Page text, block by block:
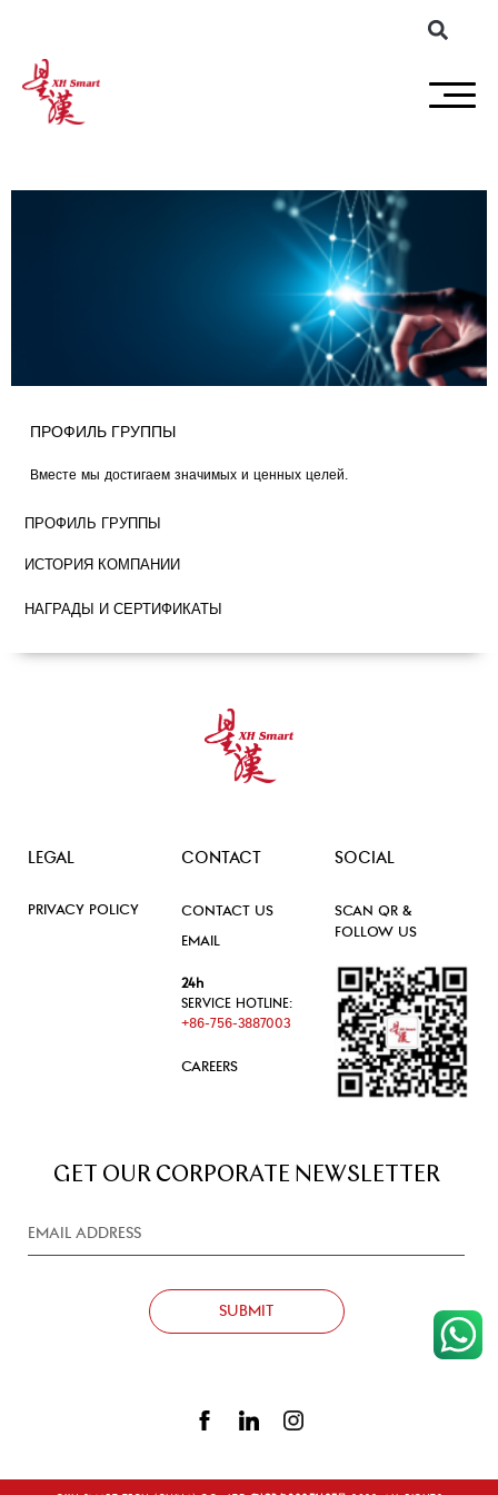
ПРОФИЛЬ ГРУППЫ
Вместе мы достигаем значимых и ценных целей.
ПРОФИЛЬ ГРУППЫ
ИСТОРИЯ КОМПАНИИ
НАГРАДЫ И СЕРТИФИКАТЫ
LEGAL
PRIVACY POLICY
CONTACT
CONTACT US
EMAIL
24h
SERVICE HOTLINE:
+86-756-3887003
CAREERS
SOCIAL
SCAN QR &
FOLLOW US
GET OUR CORPORATE NEWSLETTER
SUBMIT